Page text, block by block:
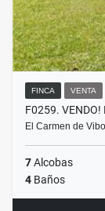
FINCA VENTA
F0259. VENDO!
El Carmen de
7Alcobas
4 Baños